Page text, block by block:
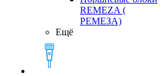
REMEZA (
РЕМЕЗА)
Ещё